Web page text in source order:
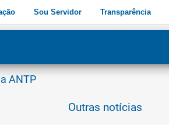
Sou Servidor Transparência
ANTP
Outras notícias